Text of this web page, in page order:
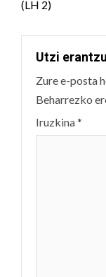
(LH 2)
Utzi
Zure e-posta
Beharrezko
Iruzkina*